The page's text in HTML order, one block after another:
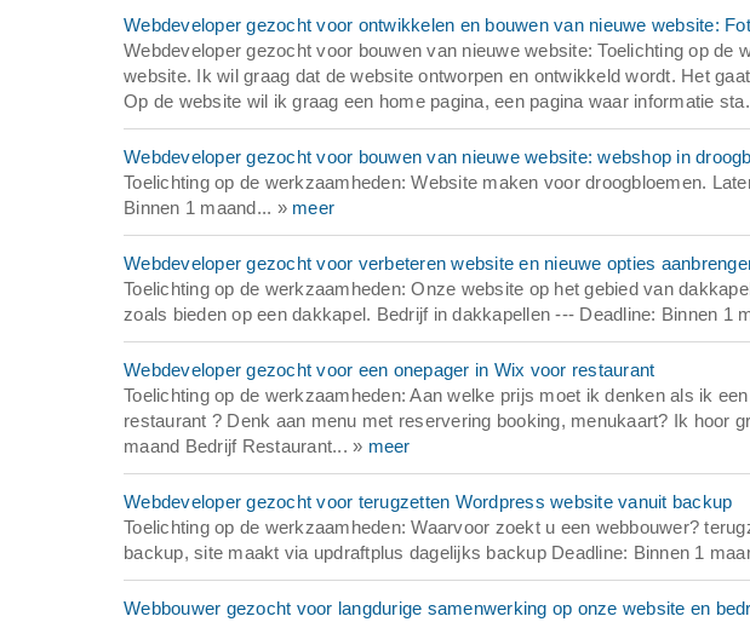
Webdeveloper gezocht voor ontwikkelen en bouwen van nieuwe website:
Webdeveloper gezocht voor bouwen van nieuwe website: Toelichting op de
website. Ik wil graag dat de website ontworpen en ontwikkeld wordt. Het
Op de website wil ik graag een home pagina, een pagina waar informatie
Webdeveloper gezocht voor bouwen van nieuwe website: webshop in
Toelichting op de werkzaamheden: Website maken voor droogbloemen.
Binnen 1 maand... » meer
Webdeveloper gezocht voor verbeteren website en nieuwe opties
Toelichting op de werkzaamheden: Onze website op het gebied van
zoals bieden op een dakkapel. Bedrijf in dakkapellen --- Deadline: Binnen 1
Webdeveloper gezocht voor een onepager in Wix voor restaurant
Toelichting op de werkzaamheden: Aan welke prijs moet ik denken als ik
restaurant ? Denk aan menu met reservering booking, menukaart? Ik hoor
maand Bedrijf Restaurant... » meer
Webdeveloper gezocht voor terugzetten Wordpress website vanuit backup
Toelichting op de werkzaamheden: Waarvoor zoekt u een webbouwer?
backup, site maakt via updraftplus dagelijks backup Deadline: Binnen 1
Webbouwer gezocht voor langdurige samenwerking op onze website en